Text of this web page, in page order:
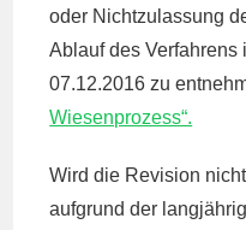
oder Nichtzulassung
Ablauf des Verfahrens
07.12.2016 zu
Wiesenprozess“.
Wird die Revision
aufgrund der